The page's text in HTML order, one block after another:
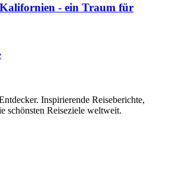
- ein Traum für
Inspirierende Reiseberichte,
schönsten Reiseziele weltweit.